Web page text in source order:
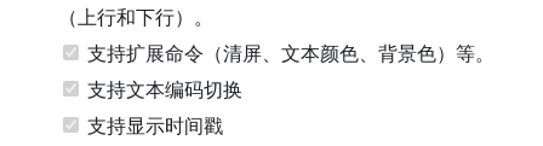
（上行和下行）。
支持扩展命令（清屏、文本颜色、背景色）等。
支持文本编码切换
支持显示时间戳